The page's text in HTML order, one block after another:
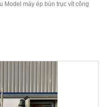
máy ép bùn trục vít công